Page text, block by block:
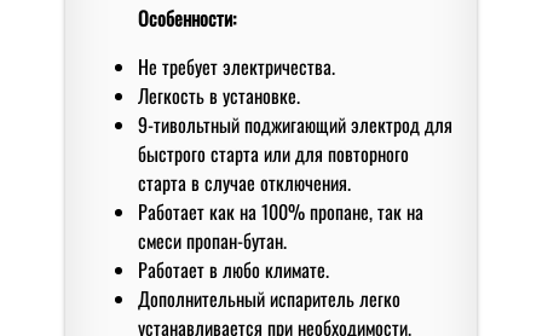
Особенности:
Не требует электричества.
Легкость в установке.
9-тивольтный поджигающий электрод для
быстрого старта или для повторного
старта в случае отключения.
Работает как на 100% пропане, так на
смеси пропан-бутан.
Работает в любо климате.
Дополнительный испаритель легко
устанавливается при необходимости.